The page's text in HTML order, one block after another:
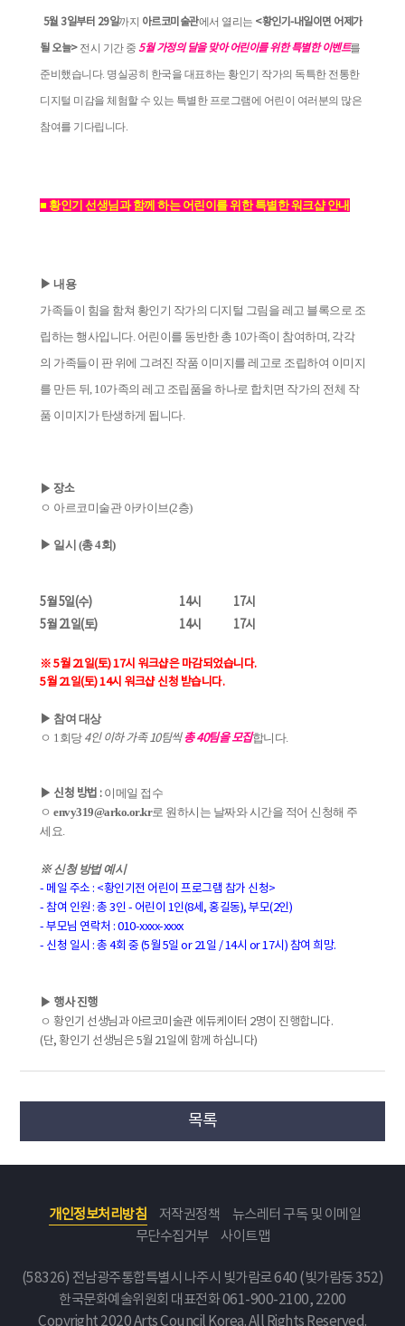
5월 3일부터 29일까지 아르코미술관에서 열리는 <황인기-내일이면 어제가
될 오늘> 전시 기간 중 5월 가정의 달을 맞아 어린이를 위한 특별한 이벤트를
준비했습니다. 명실공히 한국을 대표하는 황인기 작가의 독특한 전통한
디지털 미감을 체험할 수 있는 특별한 프로그램에 어린이 여러분의 많은
참여를 기다립니다.
■ 황인기 선생님과 함께 하는 어린이를 위한 특별한 워크샵 안내
▶ 내용
가족들이 힘을 함쳐 황인기 작가의 디지털 그림을 레고 블록으로 조
립하는 행사입니다. 어린이를 동반한 총 10가족이 참여하며, 각각
의 가족들이 판 위에 그려진 작품 이미지를 레고로 조립하여 이미지
를 만든 뒤, 10가족의 레고 조립품을 하나로 합치면 작가의 전체 작
품 이미지가 탄생하게 됩니다.
▶ 장소
ㅇ 아르코미술관 아카이브(2층)
▶ 일시 (총 4회)
5월 5일(수) 14시
17시
5월 21일(토)
14시 17시
※ 5월 21일(토) 17시 워크샵은 마감되었습니다.
5월 21일(토) 14시 워크샵 신청 받습니다.
▶ 참여 대상
ㅇ 1회당 4인 이하 가족 10팀씩총 40팀을 모집합니다.
▶ 신청 방법 : 이메일 접수
ㅇ envy319@arko.or.kr로 원하시는 날짜와 시간을 적어 신청해 주
세요.
※ 신청 방법 예시
- 메일 주소 : <황인기전 어린이 프로그램 참가 신청>
- 참여 인원 : 총 3인 - 어린이 1인(8세, 홍길동), 부모(2인)
- 부모님 연락처 : 010-xxxx-xxxx
- 신청 일시 : 총 4회 중 (5월 5일 or 21일 / 14시 or 17시) 참여 희망.
▶ 행사 진행
ㅇ 황인기 선생님과 아르코미술관 에듀케이터 2명이 진행합니다.
(단, 황인기 선생님은 5월 21일에 함께 하십니다)
목록
개인정보처리방침 저작권정책
뉴스레터 구독 및 이메일
무단수집거부
사이트맵
(58326) 전남광주통합특별시 나주시 빛가람로 640 (빛가람동 352)
한국문화예술위원회 대표전화 061-900-2100, 2200
Copyright 2020 Arts Council Korea. All Rights Reserved.